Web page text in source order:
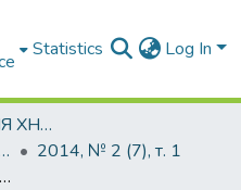
Statistics Log In
НАУКОВІ ВИДАННЯ ХНАДУ
підприємництва
2014, № 2 (7), т. 1
Методичні рекомендації щодо інтеграції підрозділу управління економічною безпекою в організаційну структуру підприємства